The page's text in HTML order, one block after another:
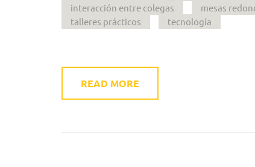
interacción entre colegas
mesas
talleres prácticos
tecnología
READ MORE